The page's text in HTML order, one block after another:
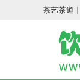
茶艺茶道